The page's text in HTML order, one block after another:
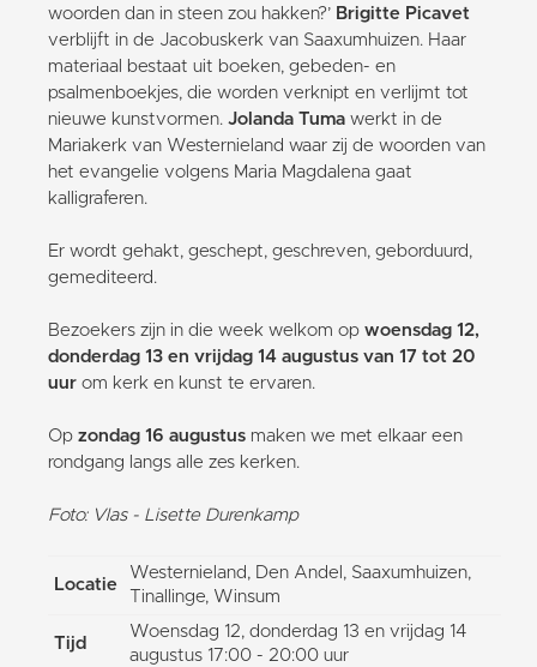
woorden dan in steen zou hakken?’ Brigitte Picavet
verblijft in de Jacobuskerk van Saaxumhuizen. Haar
materiaal bestaat uit boeken, gebeden- en
psalmenboekjes, die worden verknipt en verlijmt tot
nieuwe kunstvormen. Jolanda Tuma werkt in de
Mariakerk van Westernieland waar zij de woorden van
het evangelie volgens Maria Magdalena gaat
kalligraferen.
Er wordt gehakt, geschept, geschreven, geborduurd,
gemediteerd.
Bezoekers zijn in die week welkom op woensdag 12,
donderdag 13 en vrijdag 14 augustus van 17 tot 20
uur om kerk en kunst te ervaren.
Op zondag 16 augustus maken we met elkaar een
rondgang langs alle zes kerken.
Foto: Vlas - Lisette Durenkamp
Locatie
Westernieland, Den Andel, Saaxumhuizen,
Tinallinge, Winsum
Tijd
Woensdag 12, donderdag 13 en vrijdag 14
augustus 17:00 - 20:00 uur